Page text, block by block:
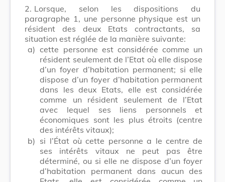
2. Lorsque, selon les dispositions du
paragraphe 1, une personne physique est un
résident des deux Etats contractants, sa
situation est réglée de la manière suivante:
a) cette personne est considérée comme un
résident seulement de l’Etat où elle dispose
d’un foyer d’habitation permanent; si elle
dispose d’un foyer d’habitation permanent
dans les deux Etats, elle est considérée
comme un résident seulement de l’Etat
avec lequel ses liens personnels et
économiques sont les plus étroits (centre
des intérêts vitaux);
b) si l’État où cette personne a le centre de
ses intérêts vitaux ne peut pas être
déterminé, ou si elle ne dispose d’un foyer
d’habitation permanent dans aucun des